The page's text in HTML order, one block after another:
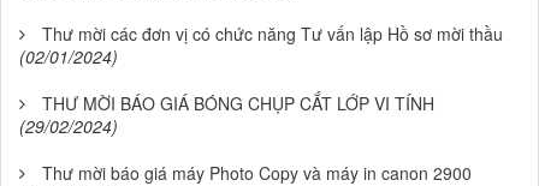
Thư mời các đơn vị có chức năng Tư vấn lập Hồ sơ mời thầu
(02/01/2024)
THƯ MỜI BÁO GIÁ BÓNG CHỤP CẮT LỚP VI TÍNH
(29/02/2024)
Thư mời báo giá máy Photo Copy và máy in canon 2900